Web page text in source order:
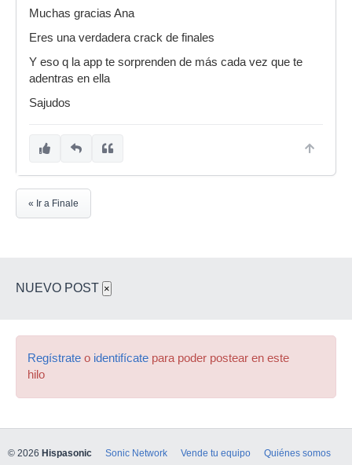
Muchas gracias Ana
Eres una verdadera crack de finales
Y eso q la app te sorprenden de más cada vez que te
adentras en ella
Sajudos
« Ir a Finale
NUEVO POST ×
Regístrate o identifícate para poder postear en este
hilo
© 2026 Hispasonic Sonic Network Vende tu equipo Quiénes somos